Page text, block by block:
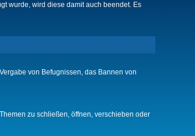
wurde, wird diese damit auch beendet. Es
von Befugnissen, das Bannen von
zu schließen, öffnen, verschieben oder